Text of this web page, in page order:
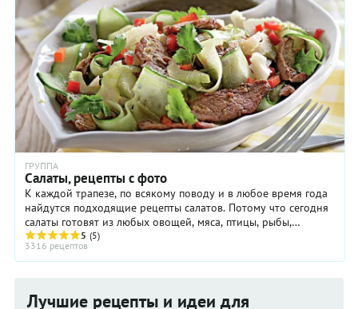
ГРУППА
Салаты, рецепты с фото
К каждой трапезе, по всякому поводу и в любое время года
найдутся подходящие рецепты салатов. Потому что сегодня
салаты готовят из любых овощей, мяса, птицы, рыбы,
макаронных изделий, крупы и бобовых, ...
5 (5)
3316 рецептов
Лучшие рецепты и идеи для